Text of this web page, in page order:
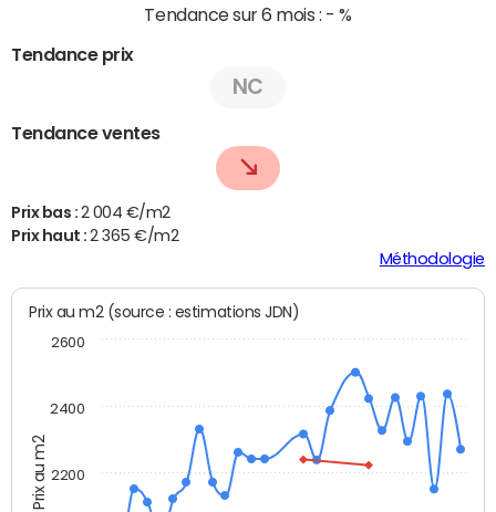
Tendance sur 6 mois : - %
Tendance prix
NC
Tendance ventes
Prix bas : 2 004 €/m2
Prix haut :2 365 €/m2
Méthodologie
Prix au m2
Prix au m2 (source : estimations JDN)
2200
2400
2600